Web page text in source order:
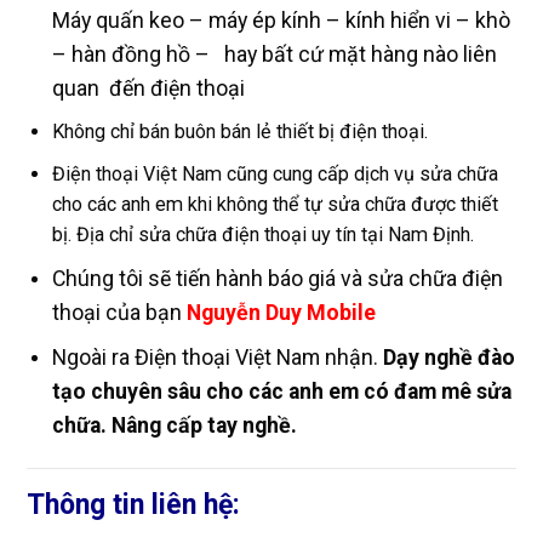
Máy quấn keo – máy ép kính – kính hiển vi – khò
– hàn đồng hồ – hay bất cứ mặt hàng nào liên
quan đến điện thoại
Không chỉ bán buôn bán lẻ thiết bị điện thoại.
Điện thoại Việt Nam cũng cung cấp dịch vụ sửa chữa
cho các anh em khi không thể tự sửa chữa được thiết
bị. Địa chỉ sửa chữa điện thoại uy tín tại Nam Định.
Chúng tôi sẽ tiến hành báo giá và sửa chữa điện
thoại của bạn Nguyễn Duy Mobile
Ngoài ra Điện thoại Việt Nam nhận. Dạy nghề đào
tạo chuyên sâu cho các anh em có đam mê sửa
chữa. Nâng cấp tay nghề.
Thông tin liên hệ: